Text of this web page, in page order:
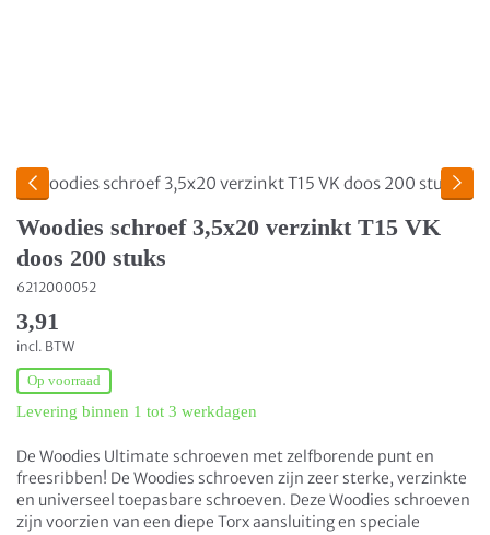
Woodies schroef 3,5x20 verzinkt T15 VK
doos 200 stuks
6212000052
3,91
incl. BTW
Op voorraad
Levering binnen 1 tot 3 werkdagen
De Woodies Ultimate schroeven met zelfborende punt en
freesribben! De Woodies schroeven zijn zeer sterke, verzinkte
en universeel toepasbare schroeven. Deze Woodies schroeven
zijn voorzien van een diepe Torx aansluiting en speciale